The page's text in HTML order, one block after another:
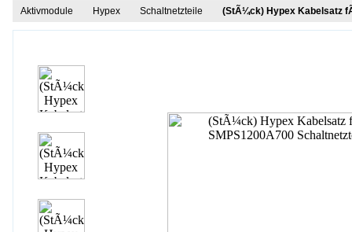
Aktivmodule Hypex Schaltnetzteile (StÃ¼ck) Hypex Kabelsatz